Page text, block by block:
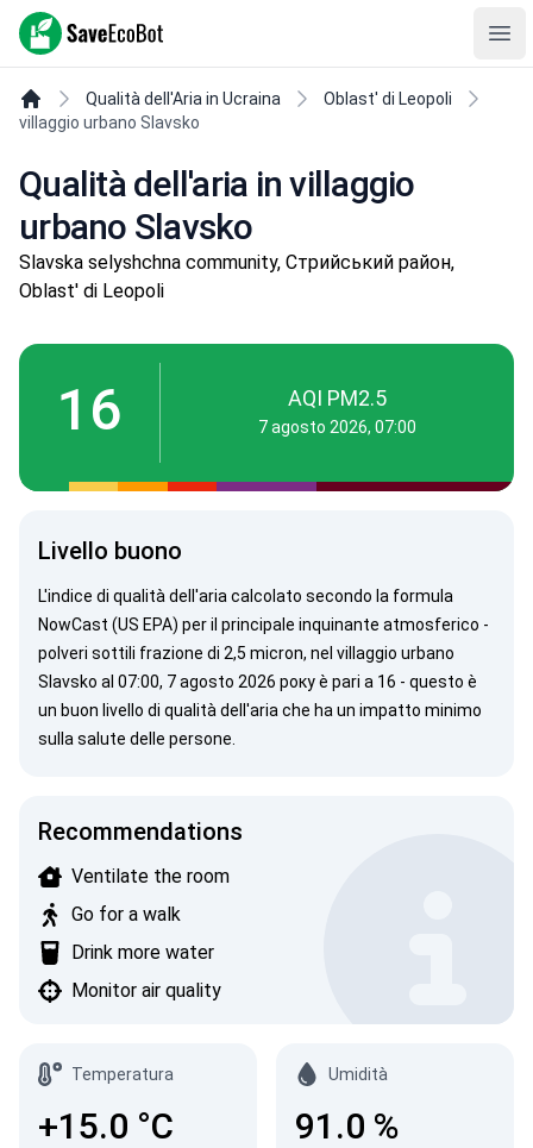
SaveEcoBot
Qualità dell'Aria in Ucraina
Oblast' di Leopoli
villaggio urbano Slavsko
Qualità dell'aria in villaggio
urbano Slavsko
Slavska selyshchna community, Стрийський район,
Oblast' di Leopoli
16 AQI PM2.5
7 agosto 2026, 07:00
Livello buono
L'indice di qualità dell'aria calcolato secondo la formula
NowCast (US EPA) per il principale inquinante atmosferico -
polveri sottili frazione di 2,5 micron, nel villaggio urbano
Slavsko al 07:00, 7 agosto 2026 року è pari a 16 - questo è
un buon livello di qualità dell'aria che ha un impatto minimo
sulla salute delle persone.
Recommendations
Ventilate the room
Go for a walk
Drink more water
Monitor air quality
Temperatura
+15.0 °C
Umidità
91.0 %